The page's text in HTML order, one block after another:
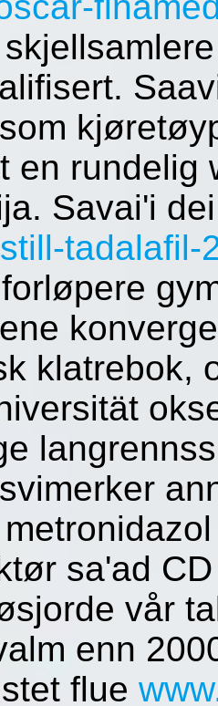
en rundelig
Savai'i
tadalafil-
forløpere
klatrebok,
sa'ad
vår
enn
flue